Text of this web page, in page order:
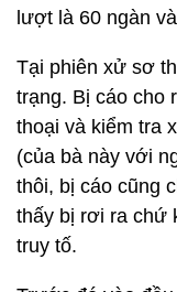
lượt là 60 ngàn
Tại phiên xử sơ
trạng. Bị cáo cho
thoại và kiểm tra
(của bà này với
thôi, bị cáo cũng
thấy bị rơi ra chứ
truy tố.